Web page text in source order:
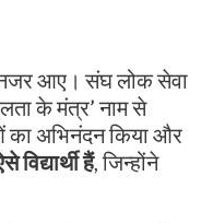
नजर आए। संघ लोक सेवा
के मंत्र’ नाम से
का अभिनंदन किया और
विद्यार्थी हैं, जिन्होंने